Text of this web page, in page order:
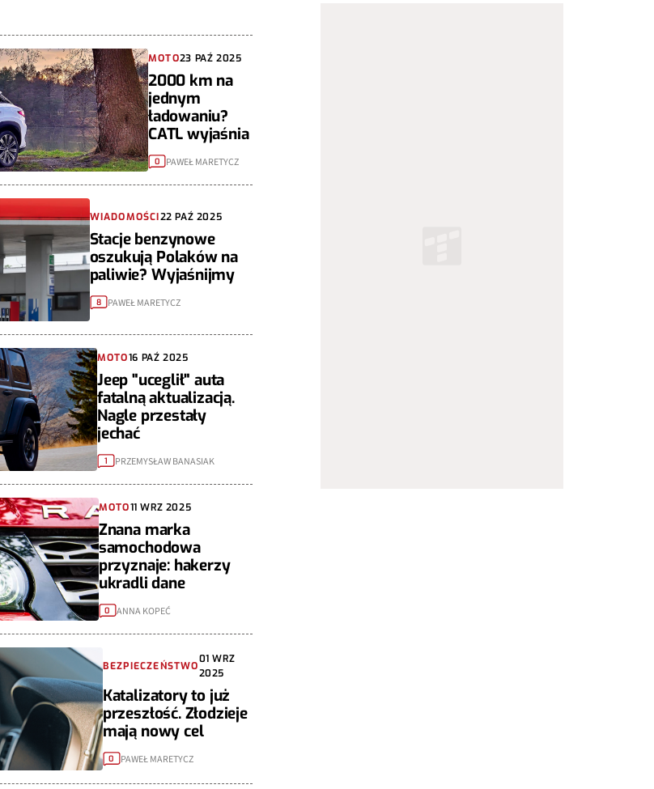
MOTO23 PAŹ 2025
2000 km na
jednym
ładowaniu?
CATL wyjaśnia
0 PAWEŁ MARETYCZ
WIADOMOŚCI22 PAŹ 2025
Stacje benzynowe
oszukują Polaków na
paliwie? Wyjaśnijmy
8 PAWEŁ MARETYCZ
MOTO16 PAŹ 2025
Jeep "uceglił" auta
fatalną aktualizacją.
Nagle przestały
jechać
1 PRZEMYSŁAW BANASIAK
MOTO11 WRZ 2025
Znana marka
samochodowa
przyznaje: hakerzy
ukradli dane
0 ANNA KOPEĆ
BEZPIECZEŃSTWO
01 WRZ
2025
Katalizatory to już
przeszłość. Złodzieje
mają nowy cel
0 PAWEŁ MARETYCZ